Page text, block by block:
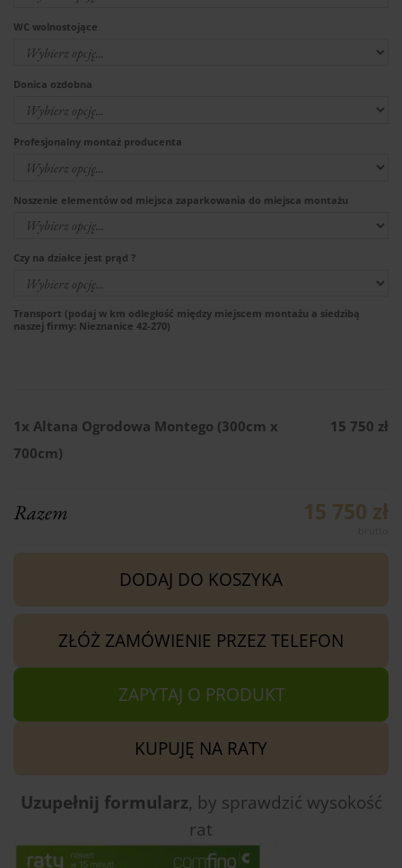
WC wolnostojące
Donica ozdobna
Profesjonalny montaż producenta
Noszenie elementów od miejsca zaparkowania do miejsca montażu
Czy na działce jest prąd ?
Transport (podaj w km odległość między miejscem montażu a siedzibą
naszej firmy: Nieznanice 42-270)
1x Altana Ogrodowa Montego (300cm x
700cm)
15 750 zł
Razem 15 750 zł
DODAJ DO KOSZYKA
ZŁÓŻ ZAMÓWIENIE PRZEZ TELEFON
ZAPYTAJ O PRODUKT
KUPUJĘ NA RATY
Uzupełnij formularz, by sprawdzić wysokość
rat